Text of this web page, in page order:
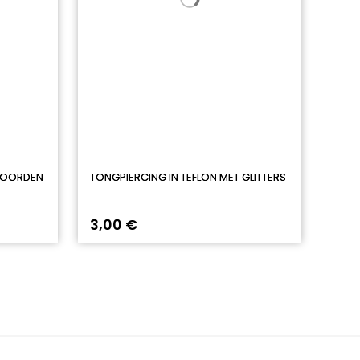
TONGPIERCING IN TEFLON MET GLITTERS
3,00 €